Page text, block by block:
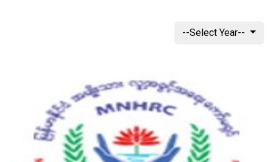
--Select Year--